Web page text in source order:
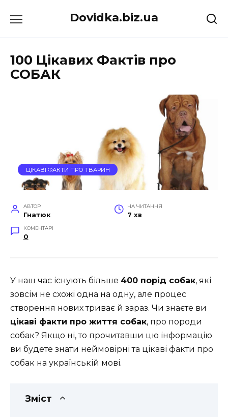
до
Dovidka.biz.ua
100 Цікавих Фактів про
СОБАК
ЦІКАВІ ФАКТИ ПРО ТВАРИН
АВТОР
Гнатюк
НА ЧИТАННЯ
7 хв
КОМЕНТАРІ
0
У наш час існують більше 400 порід собак, які
зовсім не схожі одна на одну, але процес
створення нових триває й зараз. Чи знаєте ви
цікаві факти про життя собак, про породи
собак? Якщо ні, то прочитавши цю інформацію
ви будете знати неймовірні та цікаві факти про
собак на українській мові.
Зміст